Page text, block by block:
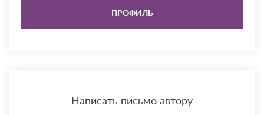
ПРОФИЛЬ
Написать письмо автору